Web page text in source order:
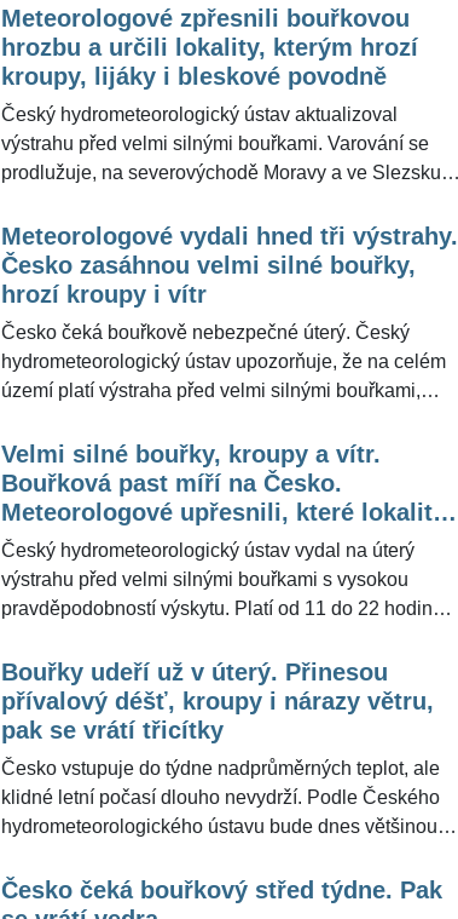
bouřky zejména v Čechách většinou nedosáhly
parametrů druhého stupně výstrahy a zvažuje její
zrušení. Úplně klidno ale ještě být nemusí.
Meteorologové z portálu Meteocentrum.cz pro
ŽivotvČesku.cz doplnili, že večer a do půlnoci
očekávají přechod silnějšího bouřkového systému
hlavně přes jižní polovinu republiky.
Meteorologové zpřesnili bouřkovou
hrozbu a určili lokality, kterým hrozí
kroupy, lijáky i bleskové povodně
Český hydrometeorologický ústav aktualizoval
výstrahu před velmi silnými bouřkami. Varování se
prodlužuje, na severovýchodě Moravy a ve Slezsku
končí výstraha před rizikem požárů. Bouřky mohou
přinést přívalové lijáky s krátkodobými úhrny kolem 50
milimetrů, kroupy větší než dva centimetry a nárazy
větru kolem 70 kilometrů v hodině. Meteorologové z
portálu Meteocentrum.cz pro ŽivotvČesku.cz doplnili,
že první bouřky se mohou začít objevovat už
dopoledne na západě Čech, kolem 14. hodiny pak
činnost.
Meteorologové vydali hned tři výstrahy.
Česko zasáhnou velmi silné bouřky,
hrozí kroupy i vítr
Česko čeká bouřkově nebezpečné úterý. Český
hydrometeorologický ústav upozorňuje, že na celém
území platí výstraha před velmi silnými bouřkami,
milimetrů, kroupy o průměru kolem dvou centimetrů a
nárazy větru až kolem 90 kilometrů v hodině. Výhled
pro ŽivotvČesku.cz doplnili meteorologové z portálu
Meteocentrum.cz, podle nichž se první bouřky začnou
objevovat už dopoledne na západě Čech a
odpoledne se bouřková činnost rozjede naplno.
Velmi silné bouřky, kroupy a vítr.
Bouřková past míří na Česko.
Meteorologové upřesnili, které lokality
jsou pod výstrahou
Český hydrometeorologický ústav vydal na úterý
výstrahu před velmi silnými bouřkami s vysokou
pravděpodobností výskytu. Platí od 11 do 22 hodin
srážky kolem 50 milimetrů, kroupy o průměru kolem
dvou centimetrů a nárazy větru kolem 90 kilometrů v
hodině. Vedle toho meteorologové upozorňují také na
silnou zátěž teplem a přetrvávající riziko požárů.
Výhled na úterý pro ŽivotvČesku.cz doplnili
meteorologové z portálu Meteocentrum.cz
Bouřky udeří už v úterý. Přinesou
přívalový déšť, kroupy i nárazy větru,
pak se vrátí třicítky
Česko vstupuje do týdne nadprůměrných teplot, ale
klidné letní počasí dlouho nevydrží. Podle Českého
hydrometeorologického ústavu bude dnes většinou
severovýchodě chladněji. Už v úterý se ale mají
objevit četné přeháňky a bouřky, které mohou
Česko čeká bouřkový střed týdne. Pak